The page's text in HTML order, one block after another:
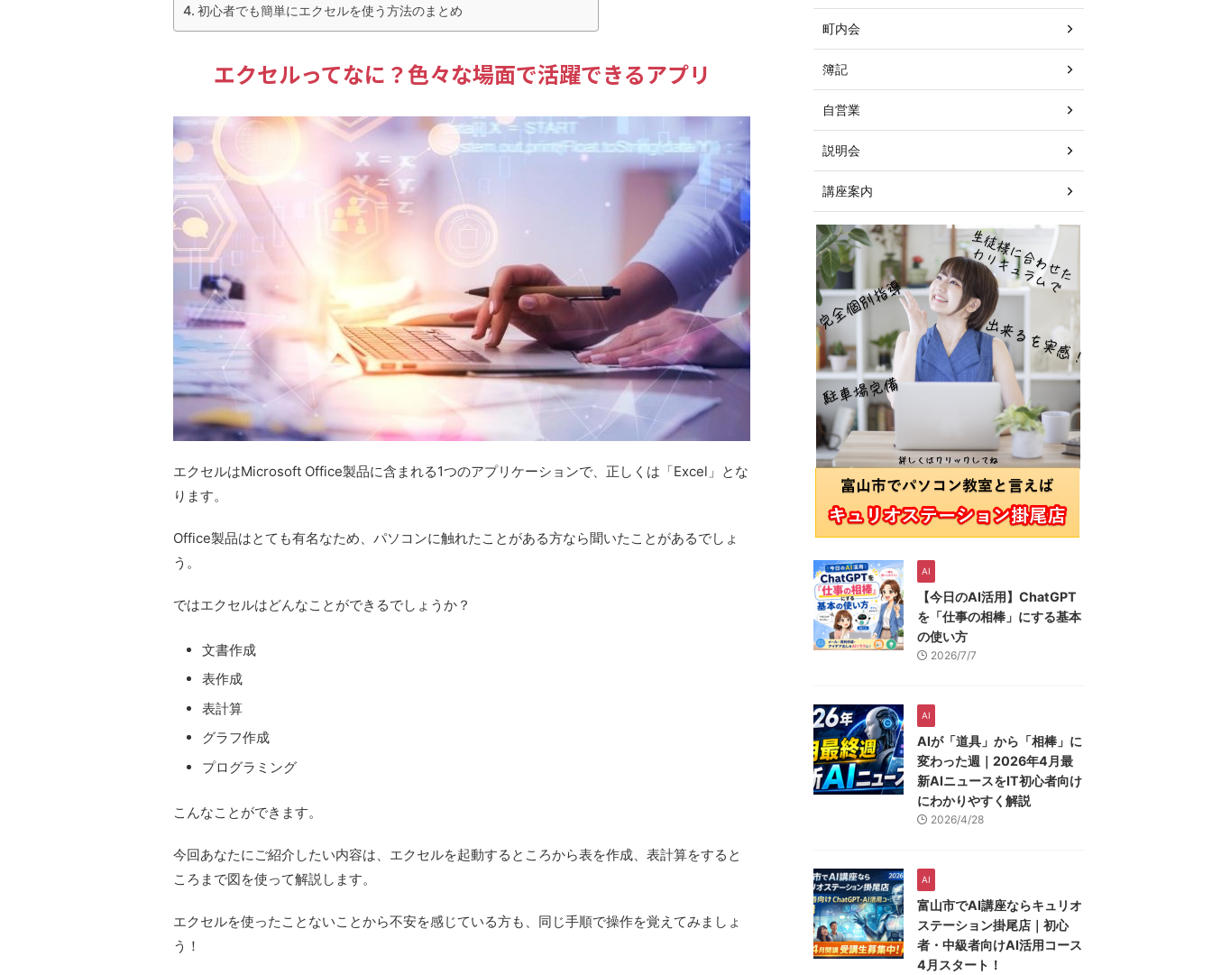
初心者でも簡単にエクセルを使う方法のまとめ
エクセルってなに？色々な場面で活躍できるアプリ
エクセルはMicrosoft Office製品に含まれる1つのアプリケーションで、正しくは「Excel」とな
ります。
Office製品はとても有名なため、パソコンに触れたことがある方なら聞いたことがあるでしょ
う。
ではエクセルはどんなことができるでしょうか？
文書作成
表作成
表計算
グラフ作成
プログラミング
こんなことができます。
今回あなたにご紹介したい内容は、 エクセルを起動するところから表を作成、表計算をする と
ころまで図を使って解説します。
エクセルを使ったことないことから不安を感じている方も、同じ手順で操作を覚えてみましょ
う！
町内会
簿記
自営業
説明会
講座案内
AI
【今日のAI活用】ChatGPT
を「仕事の相棒」にする基本
の使い方
2026/7/7
AI
AIが「道具」から「相棒」に
変わった週｜2026年4月最
新AIニュースをIT初心者向け
にわかりやすく解説
2026/4/28
AI
富山市でAI講座ならキュリオ
ステーション掛尾店｜初心
者・中級者向けAI活用コース
4月スタート！